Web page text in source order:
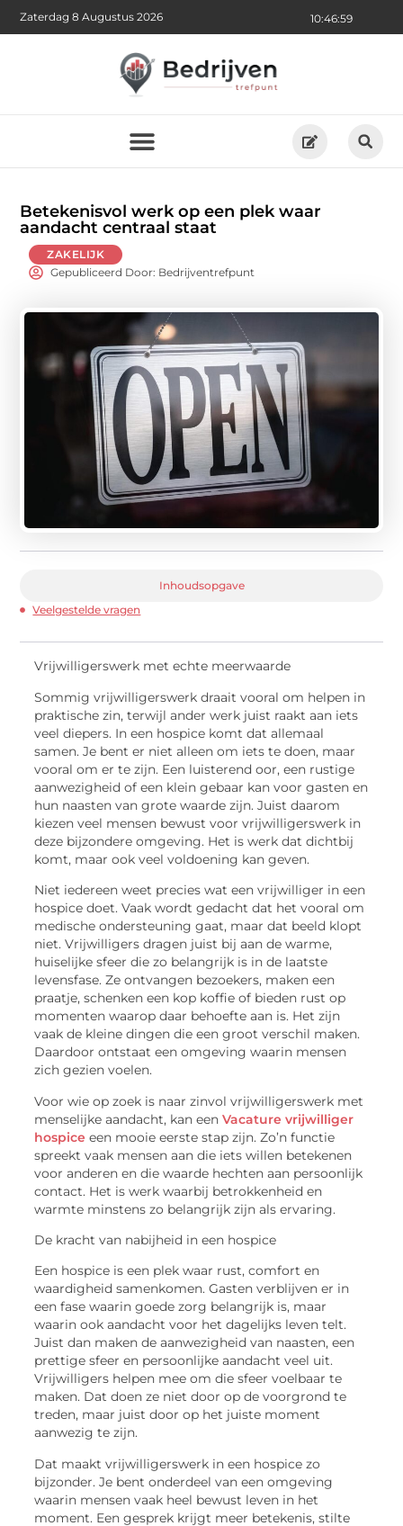
10:47:01
Zaterdag 8 Augustus 2026
Betekenisvol werk op een plek waar
aandacht centraal staat
ZAKELIJK
Gepubliceerd Door: Bedrijventrefpunt
Inhoudsopgave
Veelgestelde vragen
Vrijwilligerswerk met echte meerwaarde
Sommig vrijwilligerswerk draait vooral om helpen in
praktische zin, terwijl ander werk juist raakt aan iets
veel diepers. In een hospice komt dat allemaal
samen. Je bent er niet alleen om iets te doen, maar
vooral om er te zijn. Een luisterend oor, een rustige
aanwezigheid of een klein gebaar kan voor gasten en
hun naasten van grote waarde zijn. Juist daarom
kiezen veel mensen bewust voor vrijwilligerswerk in
deze bijzondere omgeving. Het is werk dat dichtbij
komt, maar ook veel voldoening kan geven.
Niet iedereen weet precies wat een vrijwilliger in een
hospice doet. Vaak wordt gedacht dat het vooral om
medische ondersteuning gaat, maar dat beeld klopt
niet. Vrijwilligers dragen juist bij aan de warme,
huiselijke sfeer die zo belangrijk is in de laatste
levensfase. Ze ontvangen bezoekers, maken een
praatje, schenken een kop koffie of bieden rust op
momenten waarop daar behoefte aan is. Het zijn
vaak de kleine dingen die een groot verschil maken.
Daardoor ontstaat een omgeving waarin mensen
zich gezien voelen.
Voor wie op zoek is naar zinvol vrijwilligerswerk met
menselijke aandacht, kan eenVacature vrijwilliger
hospice een mooie eerste stap zijn. Zo’n functie
spreekt vaak mensen aan die iets willen betekenen
voor anderen en die waarde hechten aan persoonlijk
contact. Het is werk waarbij betrokkenheid en
warmte minstens zo belangrijk zijn als ervaring.
De kracht van nabijheid in een hospice
Een hospice is een plek waar rust, comfort en
waardigheid samenkomen. Gasten verblijven er in
een fase waarin goede zorg belangrijk is, maar
waarin ook aandacht voor het dagelijks leven telt.
Juist dan maken de aanwezigheid van naasten, een
prettige sfeer en persoonlijke aandacht veel uit.
Vrijwilligers helpen mee om die sfeer voelbaar te
maken. Dat doen ze niet door op de voorgrond te
treden, maar juist door op het juiste moment
aanwezig te zijn.
Dat maakt vrijwilligerswerk in een hospice zo
bijzonder. Je bent onderdeel van een omgeving
waarin mensen vaak heel bewust leven in het
moment. Een gesprek krijgt meer betekenis, stilte